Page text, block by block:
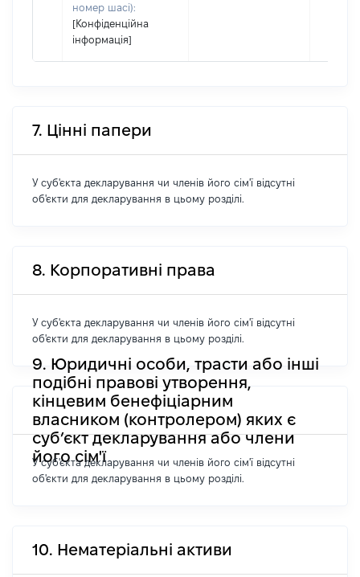
номер шасі):
[Конфіденційна
інформація]
7. Цінні папери
У суб'єкта декларування чи членів його сім'ї відсутні
об'єкти для декларування в цьому розділі.
8. Корпоративні права
У суб'єкта декларування чи членів його сім'ї відсутні
об'єкти для декларування в цьому розділі.
9. Юридичні особи, трасти або інші
подібні правові утворення,
кінцевим бенефіціарним
власником (контролером) яких є
суб’єкт декларування або члени
його сім'ї
У суб'єкта декларування чи членів його сім'ї відсутні
об'єкти для декларування в цьому розділі.
10. Нематеріальні активи